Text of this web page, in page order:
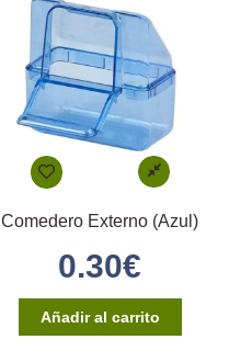
Comedero Externo (Azul)
0.30€
Añadir al carrito